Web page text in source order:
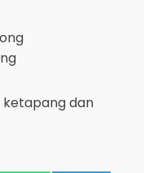
ketapangdan